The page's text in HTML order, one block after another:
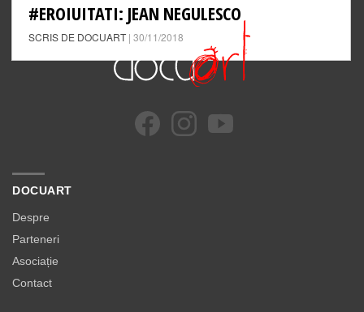
#EROIUITATI: JEAN NEGULESCO
SCRIS DE DOCUART | 30/11/2018
DOCUART
Despre
Parteneri
Asociație
Contact